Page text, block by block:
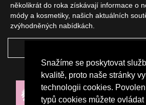
Snažíme se poskytovat
kvalitě, proto naše stránky
technologii cookies.
typů cookies můžete ovládat
několikrát do roka získávají informace o
módy a kosmetiky, našich aktuálních
zvýhodněných nabídkách.
NAŠI